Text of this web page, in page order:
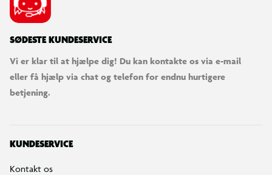
SØDESTE KUNDESERVICE
Vi er klar til at hjælpe dig! Du kan kontakte os via e-mail
eller få hjælp via chat og telefon for endnu hurtigere
betjening.
KUNDESERVICE
Kontakt os